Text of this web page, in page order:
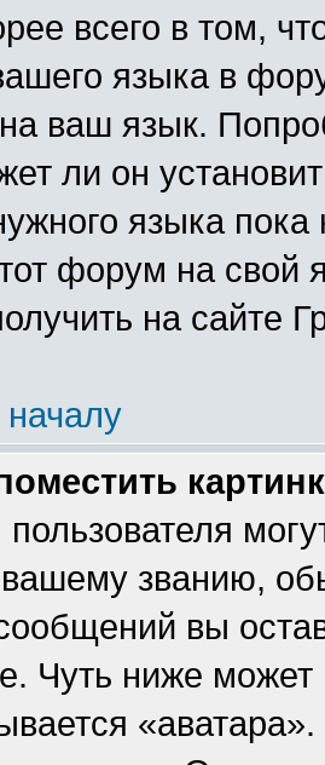
всего в том,
языка в
ваш язык.
ли он
языка
форум на
на сайте
началу
вашему званию,
вы
Чуть ниже может